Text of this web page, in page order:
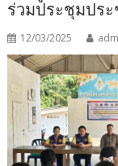
ร่วมประชุมปร
12/03/2025